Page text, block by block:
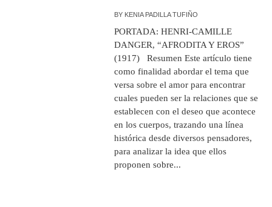
BY KENIA PADILLA TUFIÑO
PORTADA: HENRI-CAMILLE
DANGER, “AFRODITA Y EROS”
(1917) Resumen Este artículo tiene
como finalidad abordar el tema que
versa sobre el amor para encontrar
cuales pueden ser la relaciones que se
establecen con el deseo que acontece
en los cuerpos, trazando una línea
histórica desde diversos pensadores,
para analizar la idea que ellos
proponen sobre...